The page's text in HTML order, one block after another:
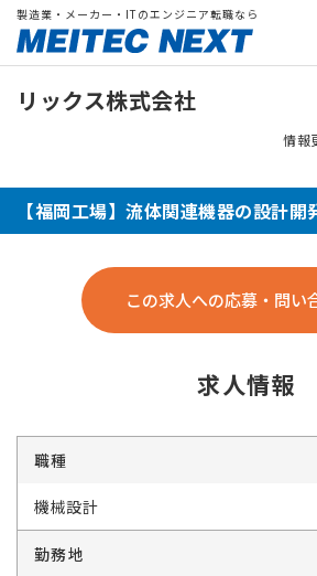
製造業・メーカー・ITのエンジニア転職なら
リックス株式会社
情報
【福岡工場】流体関連機器の設計開
この求人への応募・問い
求人情報
職種
機械設計
勤務地